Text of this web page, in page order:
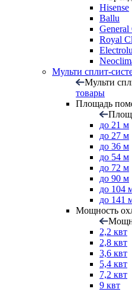
Hisense
Ballu
General
Royal
Мульти сплит-
Мульти
товары
Площадь
до 21 м
до 27 м
до 36 м
до 54 м
до 72 м
до 90 м
до 104
до 141
Мощность
2,2 квт
2,8 квт
3,6 квт
5,4 квт
7,2 квт
9 квт